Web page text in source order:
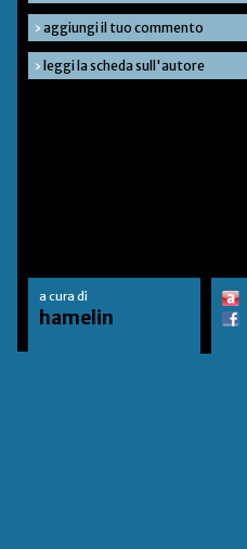
› aggiungi il tuo commento
› leggi la scheda sull'autore
a cura di
hamelin